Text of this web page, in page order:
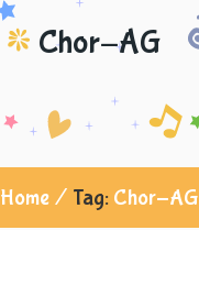
Chor-AG
Home / Tag: Chor-AG